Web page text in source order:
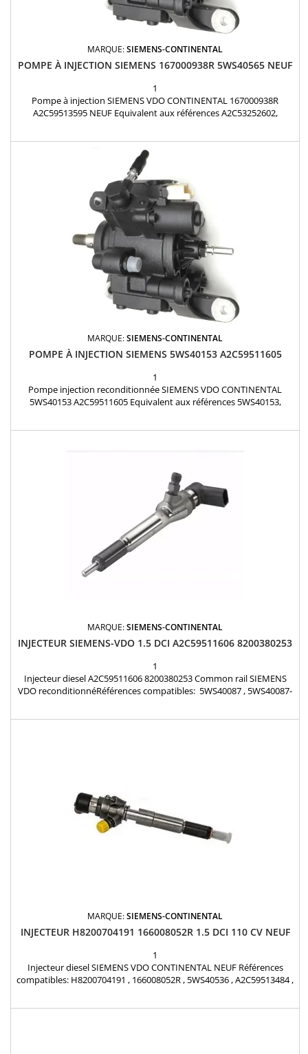
MARQUE:SIEMENS-CONTINENTAL
POMPE À INJECTION SIEMENS 167000938R 5WS40565 NEUF
1
Pompe à injection SIEMENS VDO CONTINENTAL 167000938R
A2C59513595 NEUF Equivalent aux références A2C53252602,
1670000Q1M DACIA NISSAN RENAULT 1.5 dCi Garantie 12 mois
Pièce d'origine
MARQUE:SIEMENS-CONTINENTAL
POMPE À INJECTION SIEMENS 5WS40153 A2C59511605
1
Pompe injection reconditionnée SIEMENS VDO CONTINENTAL
5WS40153 A2C59511605 Equivalent aux références 5WS40153,
MARQUE:SIEMENS-CONTINENTAL
INJECTEUR SIEMENS-VDO 1.5 DCI A2C59511606 8200380253
1
Injecteur diesel A2C59511606 8200380253 Common rail SIEMENS
VDO reconditionnéRéférences compatibles: 5WS40087 , 5WS40087-
MARQUE:SIEMENS-CONTINENTAL
INJECTEUR H8200704191 166008052R 1.5 DCI 110 CV NEUF
1
Injecteur diesel SIEMENS VDO CONTINENTAL NEUF Références
compatibles: H8200704191 , 166008052R , 5WS40536 , A2C59513484 ,